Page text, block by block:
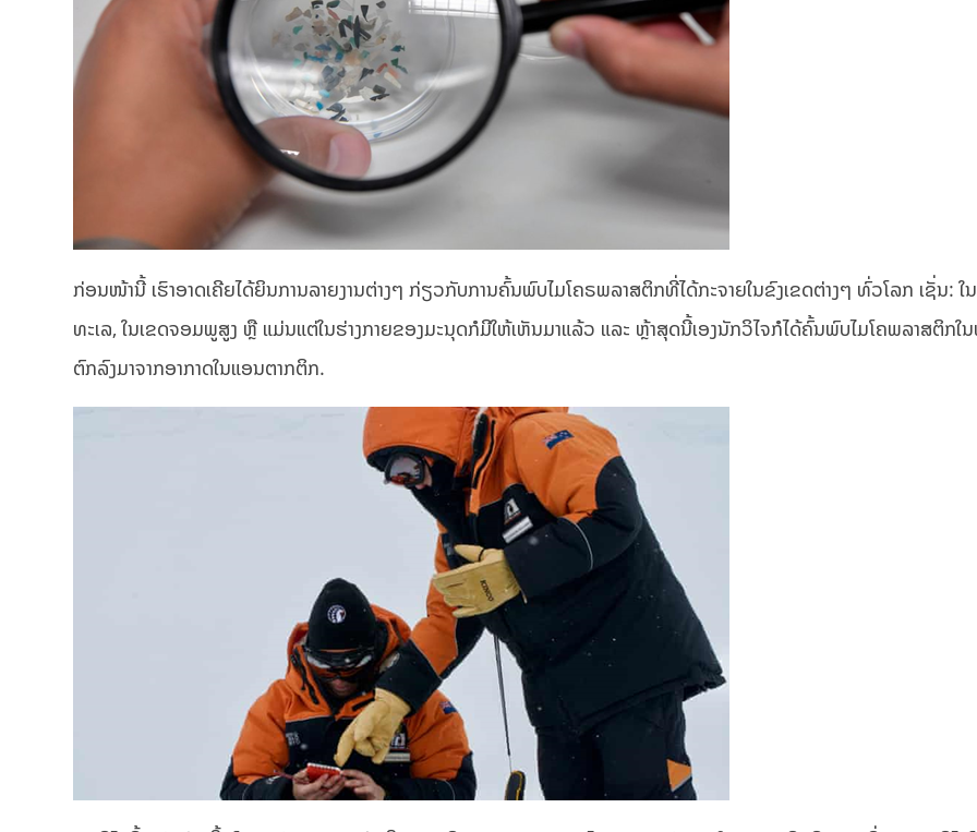
ກ່ອນໜ້ານີ້ ເຮົາອາດເຄີຍໄດ້ຍິນການລາຍງານຕ່າງໆ ກ່ຽວກັບການຄົ້ນພົບໄມໂຄຣພລາສຕິກທີ່ໄດ້ກະຈາຍໃນຂົງເຂດຕ່າງໆ ທົ່ວໂລກ ເຊັ່ນ: ໃ
ທະເລ, ໃນເຂດຈອມພູສູງ ຫຼື ແມ່ນແຕ່ໃນຮ່າງກາຍຂອງມະນຸດກໍມີໃຫ້ເຫັນມາແລ້ວ ແລະ ຫຼ້າສຸດນີ້ເອງນັກວິໄຈກໍໄດ້ຄົ້ນພົບໄມໂຄພລາສຕິກໃ
ຕົກລົງມາຈາກອາກາດໃນແອນຕາກຕິກ.